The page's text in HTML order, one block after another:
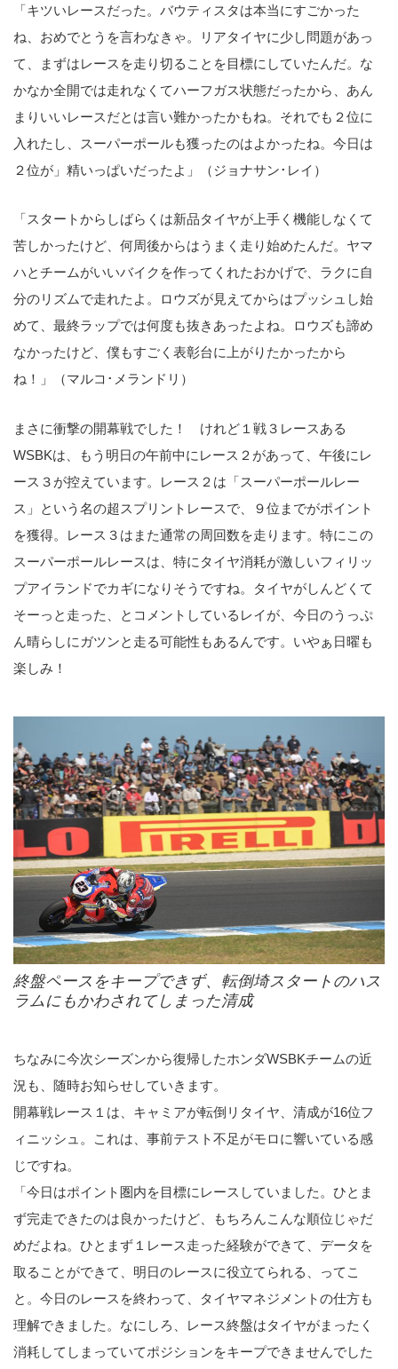
「キツいレースだった。バウティスタは本当にすごかった
ね、おめでとうを言わなきゃ。リアタイヤに少し問題があっ
て、まずはレースを走り切ることを目標にしていたんだ。な
かなか全開では走れなくてハーフガス状態だったから、あん
まりいいレースだとは言い難かったかもね。それでも２位に
入れたし、スーパーポールも獲ったのはよかったね。今日は
２位が」精いっぱいだったよ」（ジョナサン･レイ）
「スタートからしばらくは新品タイヤが上手く機能しなくて
苦しかったけど、何周後からはうまく走り始めたんだ。ヤマ
ハとチームがいいバイクを作ってくれたおかげで、ラクに自
分のリズムで走れたよ。ロウズが見えてからはプッシュし始
めて、最終ラップでは何度も抜きあったよね。ロウズも諦め
なかったけど、僕もすごく表彰台に上がりたかったから
ね！」（マルコ･メランドリ）
まさに衝撃の開幕戦でした！ けれど１戦３レースある
WSBKは、もう明日の午前中にレース２があって、午後にレ
ース３が控えています。レース２は「スーパーポールレー
ス」という名の超スプリントレースで、９位までがポイント
を獲得。レース３はまた通常の周回数を走ります。特にこの
スーパーポールレースは、特にタイヤ消耗が激しいフィリッ
プアイランドでカギになりそうですね。タイヤがしんどくて
そーっと走った、とコメントしているレイが、今日のうっぷ
ん晴らしにガツンと走る可能性もあるんです。いやぁ日曜も
楽しみ！
終盤ペースをキープできず、転倒埼スタートのハス
ラムにもかわされてしまった清成
ちなみに今次シーズンから復帰したホンダWSBKチームの近
況も、随時お知らせしていきます。
開幕戦レース１は、キャミアが転倒リタイヤ、清成が16位フ
ィニッシュ。これは、事前テスト不足がモロに響いている感
じですね。
「今日はポイント圏内を目標にレースしていました。ひとま
ず完走できたのは良かったけど、もちろんこんな順位じゃだ
めだよね。ひとまず１レース走った経験ができて、データを
取ることができて、明日のレースに役立てられる、ってこ
と。今日のレースを終わって、タイヤマネジメントの仕方も
理解できました。なにしろ、レース終盤はタイヤがまったく
消耗してしまっていてポジションをキープできませんでした